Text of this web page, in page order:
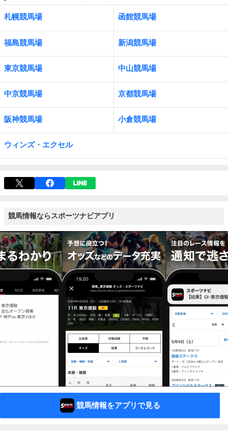
札幌競馬場 函館競馬場
福島競馬場 新潟競馬場
東京競馬場 中山競馬場
中京競馬場 京都競馬場
阪神競馬場 小倉競馬場
ウィンズ・エクセル
競馬情報ならスポーツナビアプリ
競馬情報をアプリで見る